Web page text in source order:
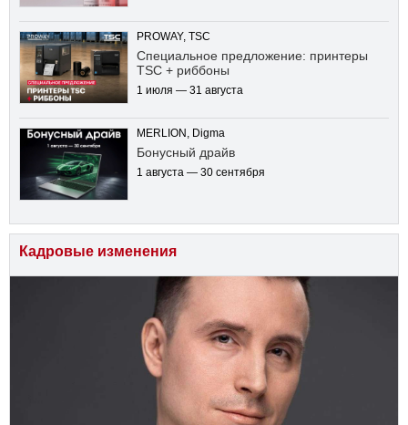
PROWAY, TSC
Специальное предложение: принтеры
TSC + риббоны
1 июля — 31 августа
MERLION, Digma
Бонусный драйв
1 августа — 30 сентября
Кадровые изменения